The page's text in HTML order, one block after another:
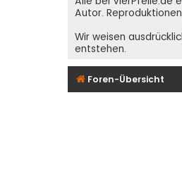
Autor.
Wir weisen
entstehen.
Foren-Übersicht